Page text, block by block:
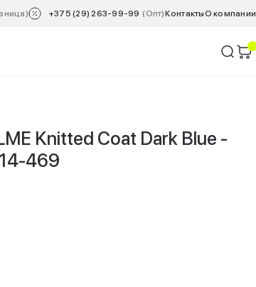
+375 (29) 263-99-99 (Опт)КонтактыO компании
Knitted Coat Dark Blue -
469